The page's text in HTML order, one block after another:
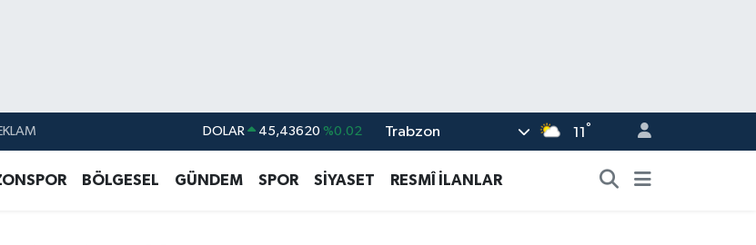
DOLAR 45,43620 %0.02 Trabzon 11 °
BÖLGESEL GÜNDEM SPOR SİYASET RESMÎ İLANLAR